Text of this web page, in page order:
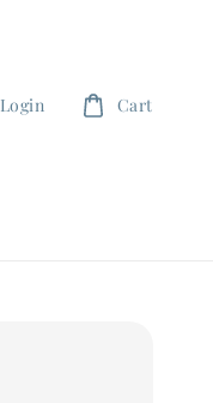
Login Cart